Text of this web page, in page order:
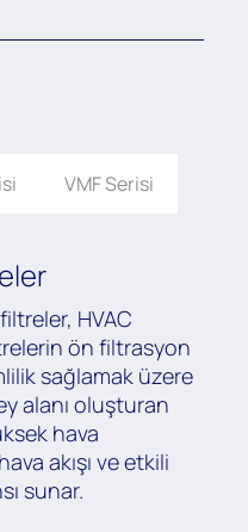
VMF Serisi
HVAC
ön filtrasyon
sağlamak üzere
alanı oluşturan
hava
akışı ve etkili
sunar.